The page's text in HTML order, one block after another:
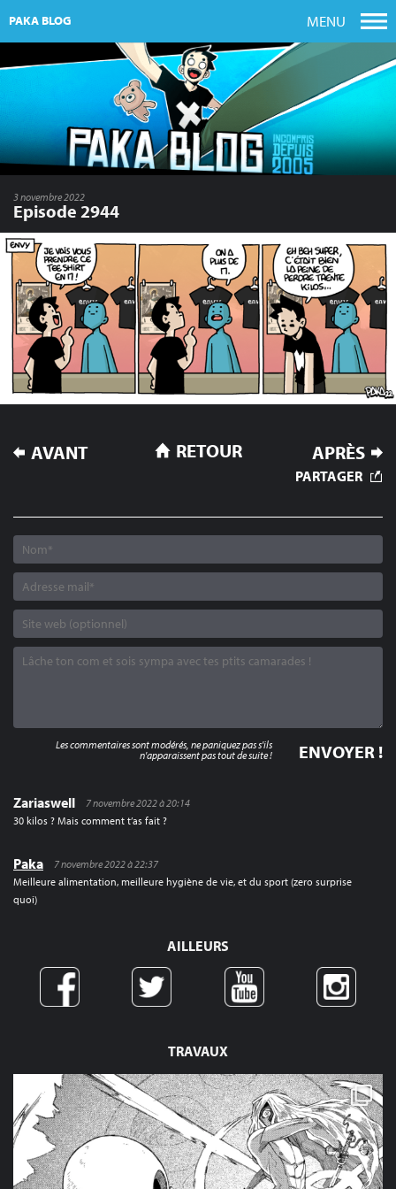
PAKA BLOG MENU
TRAVAUX
3 novembre 2022
Episode 2944
NAVIGATION
DE
AVANT APRÈS
RETOUR
PARTAGER
Zariaswell
7 novembre 2022 à 20:14
30 kilos ? Mais comment t’as fait ?
Paka
7 novembre 2022 à 22:37
Meilleure alimentation, meilleure hygiène de vie, et du sport (zero surprise
quoi)
Les commentaires sont modérés, ne paniquez pas s'ils
n'apparaissent pas tout de suite !
AILLEURS